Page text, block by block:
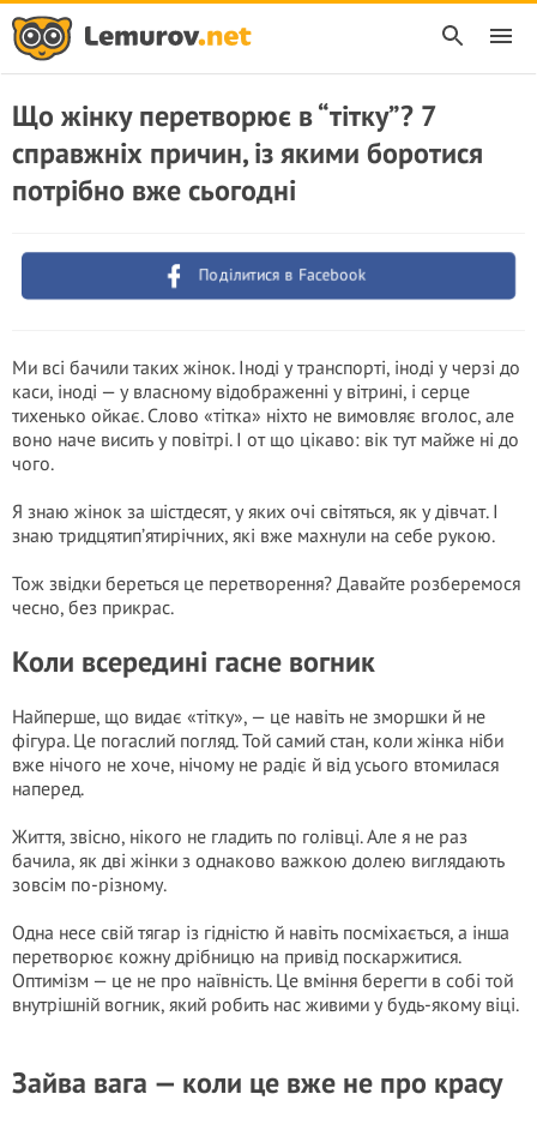
Що жінку перетворює в “тітку”? 7
справжніх причин, із якими боротися
потрібно вже сьогодні
Поділитися в Facebook
Ми всі бачили таких жінок. Іноді у транспорті, іноді у черзі до
каси, іноді — у власному відображенні у вітрині, і серце
тихенько ойкає. Слово «тітка» ніхто не вимовляє вголос, але
воно наче висить у повітрі. І от що цікаво: вік тут майже ні до
чого.
Я знаю жінок за шістдесят, у яких очі світяться, як у дівчат. І
знаю тридцятип’ятирічних, які вже махнули на себе рукою.
Тож звідки береться це перетворення? Давайте розберемося
чесно, без прикрас.
Коли всередині гасне вогник
Найперше, що видає «тітку», — це навіть не зморшки й не
фігура. Це погаслий погляд. Той самий стан, коли жінка ніби
вже нічого не хоче, нічому не радіє й від усього втомилася
наперед.
Життя, звісно, нікого не гладить по голівці. Але я не раз
бачила, як дві жінки з однаково важкою долею виглядають
зовсім по-різному.
Одна несе свій тягар із гідністю й навіть посміхається, а інша
перетворює кожну дрібницю на привід поскаржитися.
Оптимізм — це не про наївність. Це вміння берегти в собі той
внутрішній вогник, який робить нас живими у будь-якому віці.
Зайва вага — коли це вже не про красу